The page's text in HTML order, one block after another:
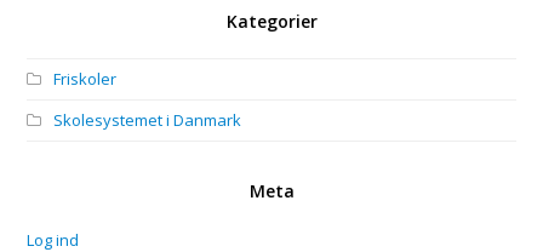
Kategorier
Friskoler
Skolesystemet i Danmark
Meta
Log ind